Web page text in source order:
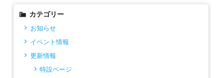
カテゴリー
お知らせ
イベント情報
更新情報
特設ページ